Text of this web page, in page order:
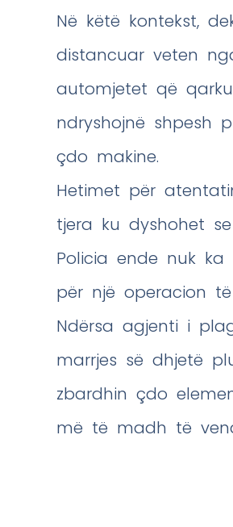
Në këtë kontekst,
distancuar veten
automjetet që
ndryshojnë shpesh
çdo makine.
Hetimet për
tjera ku dyshohet
Policia ende nuk
për një operacion
Ndërsa agjenti i
marrjes së dhjetë
zbardhin çdo
më të madh të